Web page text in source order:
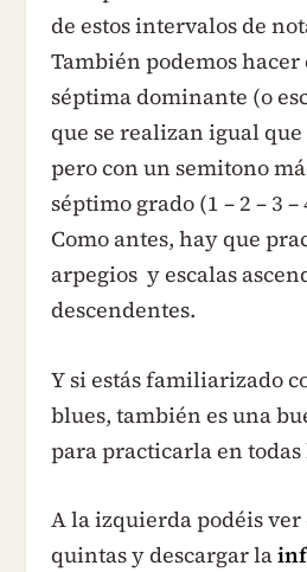
de estos intervalos de
También podemos hacer
séptima dominante (o
que se realizan igual
pero con un semitono
séptimo grado (1 – 2 – 3 –
Como antes, hay que
arpegios y escalas
descendentes.
Y si estás familiarizado
blues, también es una
para practicarla en
A la izquierda podéis
quintas y descargar la